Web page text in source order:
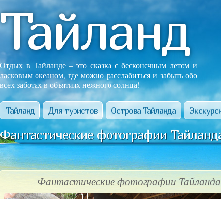
Тайланд
Отдых в Тайланде – это сказка с бесконечным летом и
ласковым океаном, где можно расслабиться и забыть обо
всех заботах в объятиях нежного солнца!
Тайланд Для туристов Острова Тайланда
Фантастические фотографии
Фантастические фотографии